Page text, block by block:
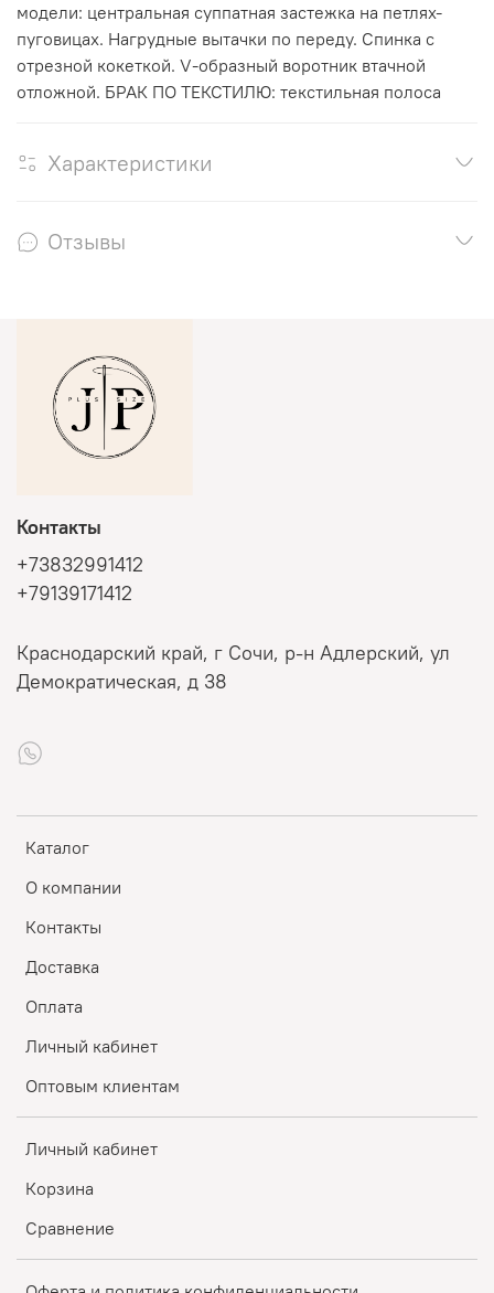
модели: центральная суппатная застежка на петлях-
пуговицах. Нагрудные вытачки по переду. Спинка с
отрезной кокеткой. V-образный воротник втачной
отложной. БРАК ПО ТЕКСТИЛЮ: текстильная полоса
Характеристики
Отзывы
Каталог
О компании
Контакты
Доставка
Оплата
Личный кабинет
Оптовым клиентам
Личный кабинет
Корзина
Сравнение
Контакты
+73832991412
+79139171412
Краснодарский край, г Сочи, р-н Адлерский, ул
Демократическая, д 38